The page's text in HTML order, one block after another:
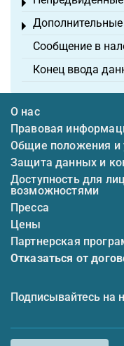
Toggle menu
Toggle menu
Сообщение в
Конец ввода
О нас
Правовая
Общие положения и
Защита данных и
Доступность для
возможностями
Пресса
Цены
Партнерская
Отказаться от
Подписывайтесь на